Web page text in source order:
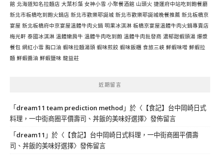
館 北海道知名拉麵店 大葉杉藻 女神小雪 小聚餐酒館 山頭火 捷運府中站吃到飽餐廳
新北市板橋吃到飽火鍋店 新北市歡樂耶誕城 新北市歡樂耶誕城晚餐推薦 新北板橋京
宴屋 新北板橋府中京宴屋溫體牛肉火鍋 明果冰淇淋 板橋京宴屋溫體牛肉火鍋專賣店
梅光軒 泰國冰淇淋 溫體嫩肩牛 溫體牛肉吃到飽 溫體牛肉批發商 濃郁甜蝦頭湯 爆漿
餐包 網紅小雪 胸口油 蝦味拉麵湯頭 蝦味煎餃 蝦味飯糰 食旅三峽 鮮蝦味噌 鮮蝦拉
麵 鮮蝦醬油 鮮蝦鹽味 龍益莊
近期留言
「dream11 team prediction method 」於〈 【食記】台中岡崎日式
料理，一中街商圈平價壽司、丼飯的美味好選擇〉發佈留言
「dream11 」於〈 【食記】台中岡崎日式料理，一中街商圈平價壽
司、丼飯的美味好選擇〉發佈留言